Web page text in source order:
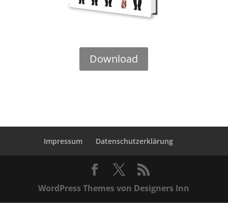
Download
Impressum Datenschutzerklärung
WordPress Themes von Designers Inn